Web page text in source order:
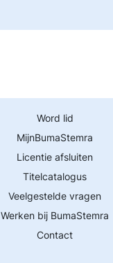
Word lid
MijnBumaStemra
Licentie afsluiten
Titelcatalogus
Veelgestelde vragen
Werken bij BumaStemra
Contact